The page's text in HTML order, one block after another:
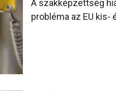
A szakképzettség
probléma az EU kis-